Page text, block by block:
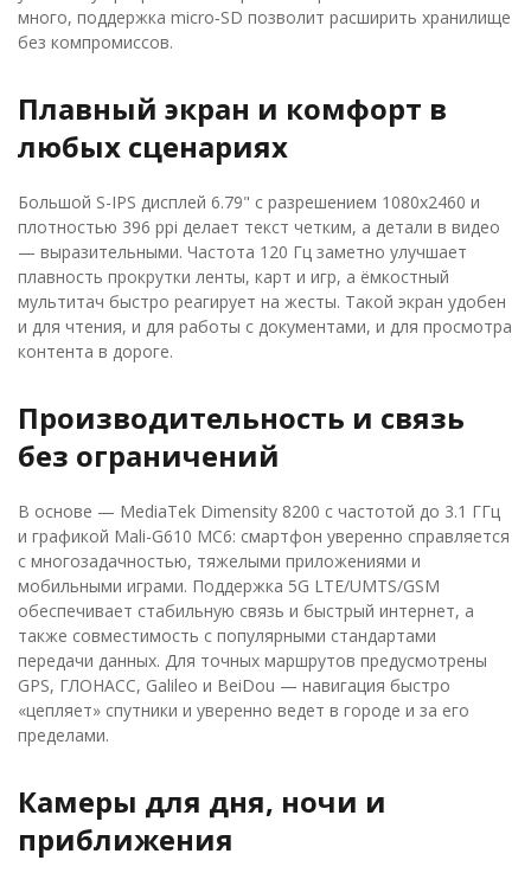
много, поддержка micro‑SD позволит расширить хранилище
без компромиссов.
Плавный экран и комфорт в
любых сценариях
Большой S-IPS дисплей 6.79" с разрешением 1080x2460 и
плотностью 396 ppi делает текст четким, а детали в видео
— выразительными. Частота 120 Гц заметно улучшает
плавность прокрутки ленты, карт и игр, а ёмкостный
мультитач быстро реагирует на жесты. Такой экран удобен
и для чтения, и для работы с документами, и для просмотра
контента в дороге.
Производительность и связь
без ограничений
В основе — MediaTek Dimensity 8200 с частотой до 3.1 ГГц
и графикой Mali-G610 MC6: смартфон уверенно справляется
с многозадачностью, тяжелыми приложениями и
мобильными играми. Поддержка 5G LTE/UMTS/GSM
обеспечивает стабильную связь и быстрый интернет, а
также совместимость с популярными стандартами
передачи данных. Для точных маршрутов предусмотрены
GPS, ГЛОНАСС, Galileo и BeiDou — навигация быстро
«цепляет» спутники и уверенно ведет в городе и за его
пределами.
Камеры для дня, ночи и
приближения